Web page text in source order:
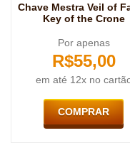
Chave Mestra Veil of
Key of the Crone
Por apenas
R$55,00
em até 12x no
COMPRAR